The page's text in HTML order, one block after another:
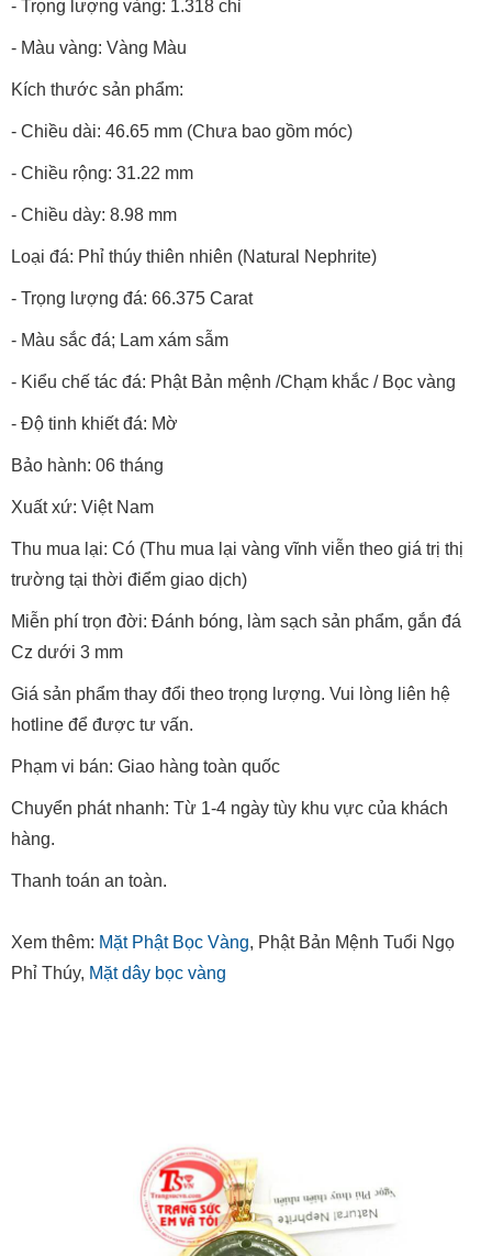
- Trọng lượng vàng: 1.318 chỉ
- Màu vàng: Vàng Màu
Kích thước sản phẩm:
- Chiều dài: 46.65 mm (Chưa bao gồm móc)
- Chiều rộng: 31.22 mm
- Chiều dày: 8.98 mm
Loại đá: Phỉ thúy thiên nhiên (Natural Nephrite)
- Trọng lượng đá: 66.375 Carat
- Màu sắc đá; Lam xám sẫm
- Kiểu chế tác đá: Phật Bản mệnh /Chạm khắc / Bọc vàng
- Độ tinh khiết đá: Mờ
Bảo hành: 06 tháng
Xuất xứ: Việt Nam
Thu mua lại: Có (Thu mua lại vàng vĩnh viễn theo giá trị thị
trường tại thời điểm giao dịch)
Miễn phí trọn đời: Đánh bóng, làm sạch sản phẩm, gắn đá
Cz dưới 3 mm
Giá sản phẩm thay đổi theo trọng lượng. Vui lòng liên hệ
hotline để được tư vấn.
Phạm vi bán: Giao hàng toàn quốc
Chuyển phát nhanh: Từ 1-4 ngày tùy khu vực của khách
hàng.
Thanh toán an toàn.
Xem thêm: Mặt Phật Bọc Vàng, Phật Bản Mệnh Tuổi Ngọ
Phỉ Thúy, Mặt dây bọc vàng